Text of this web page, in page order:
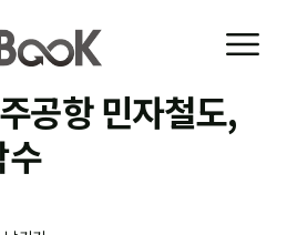
공항 민자철도,